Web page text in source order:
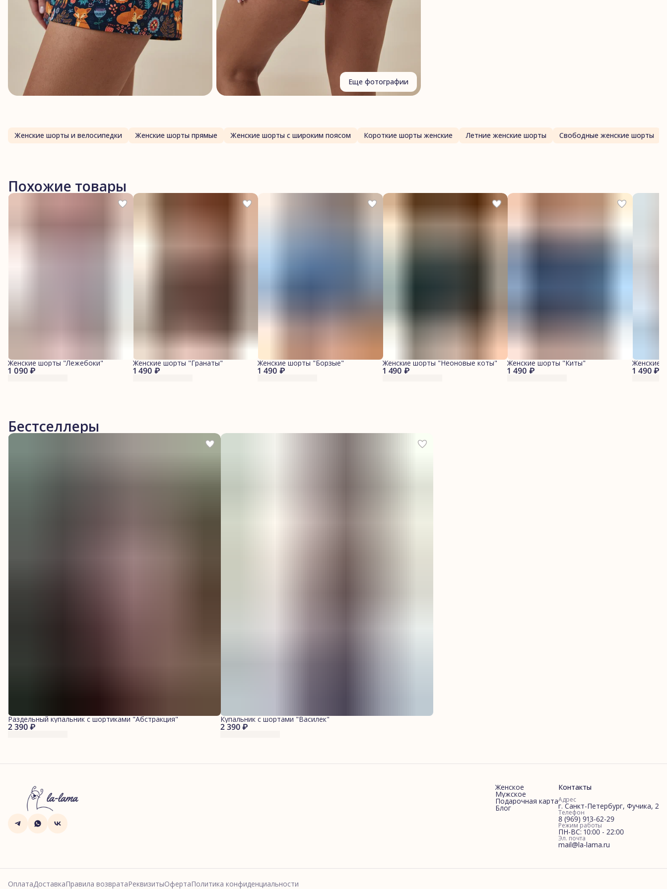
Еще фотографии
Женские шорты и велосипедки Женские шорты прямые Женские шорты с широким поясом Короткие шорты женские Летние женские шорты Свободные женские шорты
Похожие товары
1 090 ₽
Женские шорты "Лежебоки"
1 490 ₽
Женские шорты "Гранаты"
1 490 ₽
Женские шорты "Борзые"
1 490 ₽
Женские шорты "Неоновые коты"
1 490 ₽
Женские шорты "Киты"
1 490 ₽
Женские
Бестселлеры
2 390 ₽
Раздельный купальник с шортиками "Абстракция"
2 390 ₽
Купальник с шортами "Василек"
Женское
Мужское
Подарочная карта
Блог
Контакты
Адрес
г. Санкт-Петербург, Фучика, 2
Телефон
8 (969) 913-62-29
Режим работы
ПН-ВС: 10:00 - 22:00
Эл. почта
mail@la-lama.ru
ОплатаДоставкаПравила возвратаРеквизитыОфертаПолитика конфиденциальности